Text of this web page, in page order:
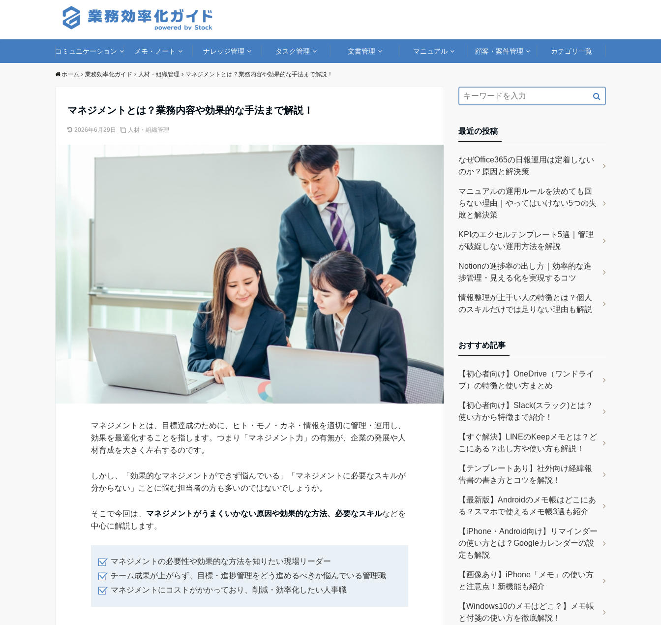
コミュニケーション メモ・ノート ナレッジ管理 タスク管理 文書管理 マニュアル 顧客・案件管理 カテゴリ一覧
ホーム 業務効率化ガイド 人材・組織管理 マネジメントとは？業務内容や効果的な手法まで解説！
マネジメントとは？業務内容や効果的な手法まで解説！
2026年6月29日 人材・組織管理
マネジメントとは、目標達成のために、ヒト・モノ・カネ・情報を適切に管理・運用し、
効果を最適化することを指します。つまり「マネジメント力」の有無が、企業の発展や人
材育成を大きく左右するのです。
しかし、「効果的なマネジメントができず悩んでいる」「マネジメントに必要なスキルが
分からない」ことに悩む担当者の方も多いのではないでしょうか。
そこで今回は、 マネジメントがうまくいかない原因や効果的な方法、必要なスキルなどを
中心に解説します。
マネジメントの必要性や効果的な方法を知りたい現場リーダー
チーム成果が上がらず、目標・進捗管理をどう進めるべきか悩んでいる管理職
マネジメントにコストがかかっており、削減・効率化したい人事職
最近の投稿
なぜOffice365の日報運用は定着しない
のか？原因と解決策
マニュアルの運用ルールを決めても回
らない理由｜やってはいけない5つの失
敗と解決策
KPIのエクセルテンプレート5選｜管理
が破綻しない運用方法を解説
Notionの進捗率の出し方｜効率的な進
捗管理・見える化を実現するコツ
情報整理が上手い人の特徴とは？個人
のスキルだけでは足りない理由も解説
おすすめ記事
【初心者向け】OneDrive（ワンドライ
ブ）の特徴と使い方まとめ
【初心者向け】Slack(スラック)とは？
使い方から特徴まで紹介！
【すぐ解決】LINEのKeepメモとは？ど
こにある？出し方や使い方も解説！
【テンプレートあり】社外向け経緯報
告書の書き方とコツを解説！
【最新版】Androidのメモ帳はどこにあ
る？スマホで使えるメモ帳3選も紹介
【iPhone・Android向け】リマインダー
の使い方とは？Googleカレンダーの設
定も解説
【画像あり】iPhone「メモ」の使い方
と注意点！新機能も紹介
【Windows10のメモはどこ？】メモ帳
と付箋の使い方を徹底解説！